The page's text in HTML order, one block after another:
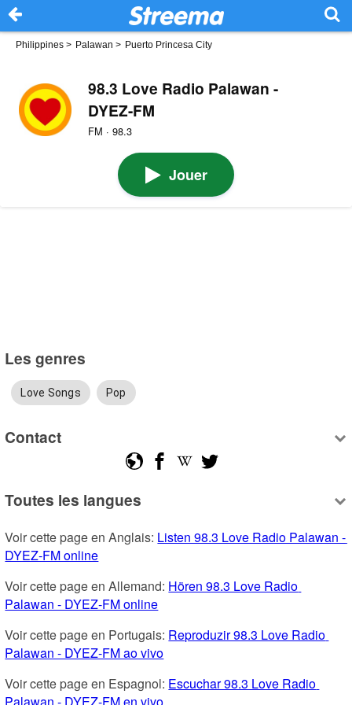
Philippines > Palawan > Puerto Princesa City
98.3 Love Radio Palawan -
DYEZ-FM
FM · 98.3
Jouer
Les genres
Love Songs Pop
Contact
Toutes les langues
Voir cette page en Anglais: Listen 98.3 Love Radio Palawan -
DYEZ-FM online
Voir cette page en Allemand: Hören 98.3 Love Radio
Palawan - DYEZ-FM online
Voir cette page en Portugais: Reproduzir 98.3 Love Radio
Palawan - DYEZ-FM ao vivo
Voir cette page en Espagnol: Escuchar 98.3 Love Radio
Palawan - DYEZ-FM en vivo